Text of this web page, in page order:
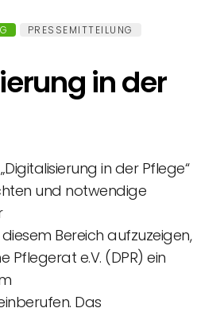
PRESSEMITTEILUNG
in der
in der Pflege“
und notwendige
Bereich aufzuzeigen,
Pflegerat e.V. (DPR) ein
Das